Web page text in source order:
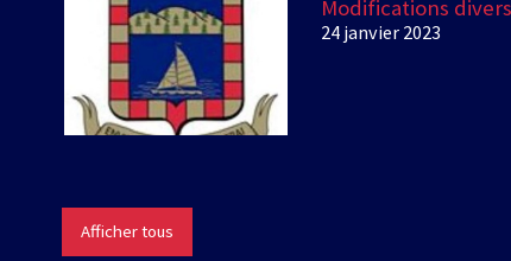
Modifications
24 janvier 2023
Afficher tous